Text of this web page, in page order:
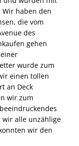
haben den
die vom
des
gehen
wurde zum
einen tollen
an Deck
wir zum
wir alle unzählige
wir den